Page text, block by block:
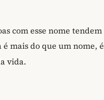
com esse nome tendem
mais do que um nome, é
vida.